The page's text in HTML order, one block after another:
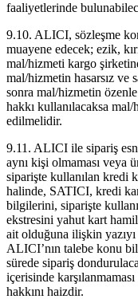
faaliyetlerinde
9.10. ALICI, sözleşme
muayene edecek; ezik,
mal/hizmeti kargo
mal/hizmetin hasarsız ve
sonra mal/hizmetin
hakkı kullanılacaksa mal/
edilmelidir.
9.11. ALICI ile sipariş
aynı kişi olmaması veya
siparişte kullanılan kredi
halinde, SATICI, kredi
bilgilerini, siparişte
ekstresini yahut kart
ait olduğuna ilişkin
ALICI’nın talebe konu
sürede sipariş
içerisinde
hakkını haizdir.